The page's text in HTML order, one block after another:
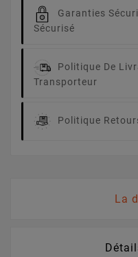
Garanties
Sécurisé
Politique De
Transporteur
Politique
La